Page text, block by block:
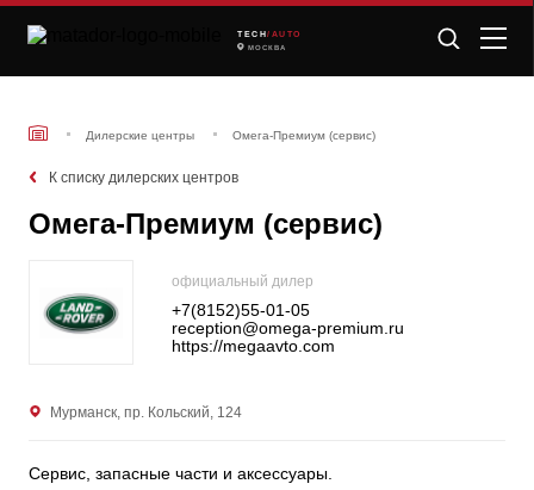
TECH /AUTO
МОСКВА
Дилерские центры Омега-Премиум (сервис)
К списку дилерских центров
Омега-Премиум (сервис)
официальный дилер
Мурманск, пр. Кольский, 124
+7(8152)55-01-05
reception@omega-premium.ru
https://megaavto.com
Сервис, запасные части и аксессуары.